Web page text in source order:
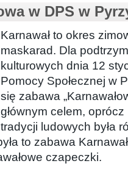
w DPS w
Karnawał to okres
maskarad. Dla
kulturowych dnia 12
Pomocy Społecznej w
się zabawa
głównym celem,
tradycji ludowych była
to zabawa
czapeczki.